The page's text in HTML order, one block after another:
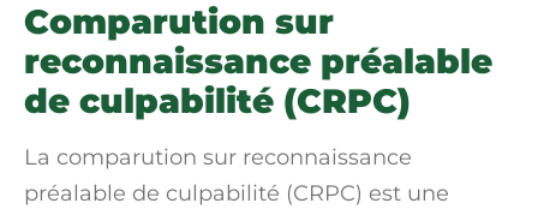
Comparution sur
reconnaissance préalable
de culpabilité (CRPC)
La comparution sur reconnaissance
préalable de culpabilité (CRPC) est une